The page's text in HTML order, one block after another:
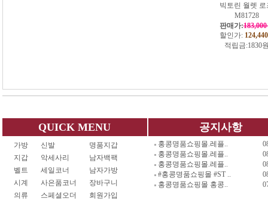
빅토린 월렛 로
M81728
판매가:
할인가: 124,440
적립금:1830
QUICK MENU
가방 신발
명품지갑
지갑
악세사리
남자백팩
벨트
세일코너
남자가방
시계
사은품코너
장바구니
의류
스페셜오더 회원가입
공지사항
홍콩명품쇼핑몰.레플..
홍콩명품쇼핑몰.레플..
홍콩명품쇼핑몰.레플..
#홍콩명품쇼핑몰 #ST ..
홍콩명품쇼핑몰 홍콩..